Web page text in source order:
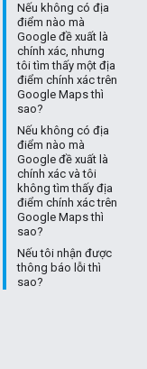
Nếu không có địa
điểm nào mà
Google đề xuất là
chính xác, nhưng
tôi tìm thấy một địa
điểm chính xác trên
Google Maps thì
sao?
Nếu không có địa
điểm nào mà
Google đề xuất là
chính xác và tôi
không tìm thấy địa
điểm chính xác trên
Google Maps thì
sao?
Nếu tôi nhận được
thông báo lỗi thì
sao?